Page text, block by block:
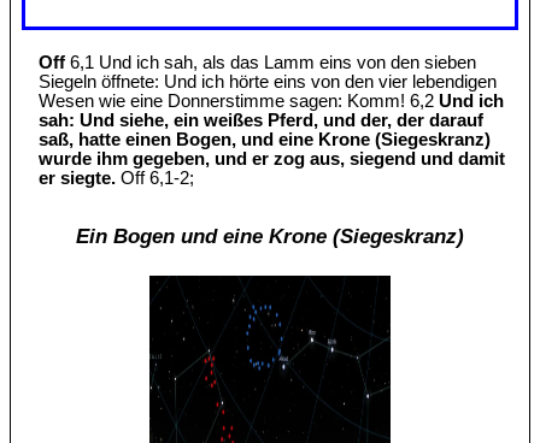
Off 6,1 Und ich sah, als das Lamm eins von den sieben
Siegeln öffnete: Und ich hörte eins von den vier lebendigen
Wesen wie eine Donnerstimme sagen: Komm! 6,2Und ich
sah: Und siehe, ein weißes Pferd, und der, der darauf
saß, hatte einen Bogen, und eine Krone (Siegeskranz)
wurde ihm gegeben, und er zog aus, siegend und damit
er siegte. Off 6,1-2;
Ein Bogen und eine Krone (Siegeskranz)